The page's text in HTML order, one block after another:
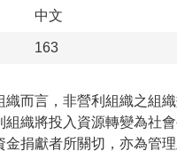
中文
163
織而言，非營利組織之組
組織將投入資源轉變為社
金捐獻者所關切，亦為管